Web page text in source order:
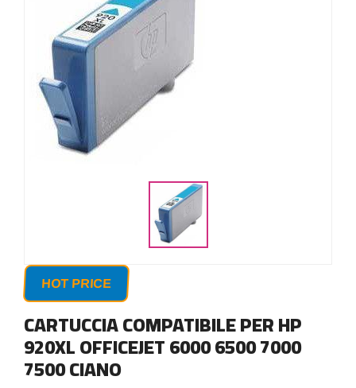
HOT PRICE
CARTUCCIA COMPATIBILE PER HP
920XL OFFICEJET 6000 6500 7000
7500 CIANO